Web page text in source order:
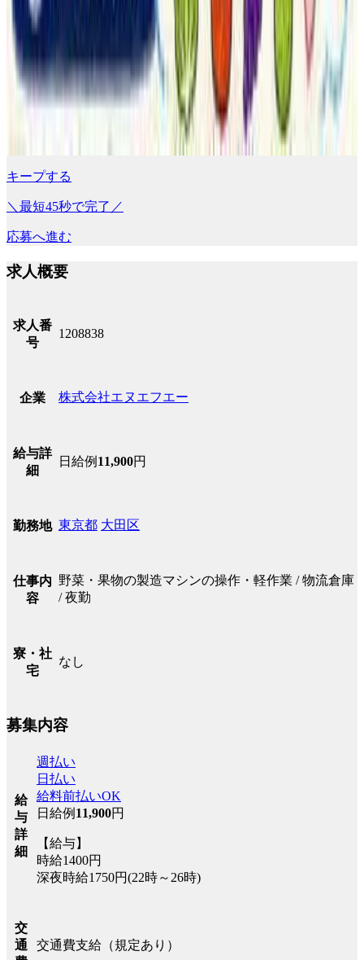
キープする
＼最短45秒で完了／
応募へ進む
求人概要
求人番
号
1208838
企業 株式会社エヌエフエー
給与詳
細
日給例 11,900円
勤務地 東京都 大田区
仕事内
容
野菜・果物の製造マシンの操作・軽作業 / 物流倉庫
/ 夜勤
寮・社
宅
なし
募集内容
給
与
詳
細
週払い
日払い
給料前払いOK
日給例 11,900円
【給与】
時給1400円
深夜時給1750円(22時～26時)
交
通
交通費支給（規定あり）